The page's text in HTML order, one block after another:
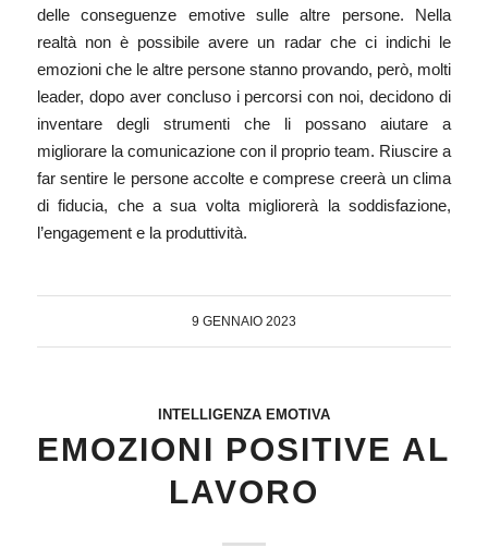
delle conseguenze emotive sulle altre persone. Nella
realtà non è possibile avere un radar che ci indichi le
emozioni che le altre persone stanno provando, però, molti
leader, dopo aver concluso i percorsi con noi, decidono di
inventare degli strumenti che li possano aiutare a
migliorare la comunicazione con il proprio team. Riuscire a
far sentire le persone accolte e comprese creerà un clima
di fiducia, che a sua volta migliorerà la soddisfazione,
l’engagement e la produttività.
9 GENNAIO 2023
INTELLIGENZA EMOTIVA
EMOZIONI POSITIVE AL
LAVORO